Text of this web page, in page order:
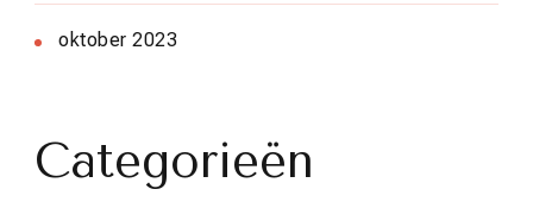
oktober 2023
Categorieën